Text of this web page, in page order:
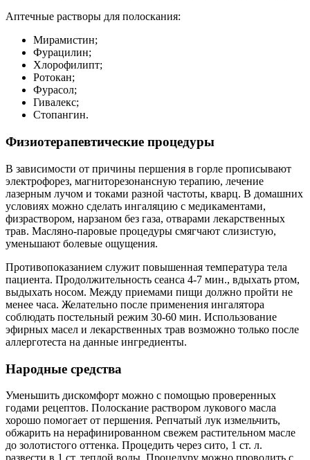
Аптечные растворы для полоскания:
Мирамистин;
Фурацилин;
Хлорофилипт;
Ротокан;
Фурасол;
Гивалекс;
Стопангин.
Физиотерапевтические процедуры
В зависимости от причины першения в горле прописывают
электрофорез, магниторезонансную терапию, лечение
лазерным лучом и токами разной частоты, кварц. В домашних
условиях можно сделать ингаляцию с медикаментами,
физраствором, нарзаном без газа, отварами лекарственных
трав. Масляно-паровые процедуры смягчают слизистую,
уменьшают болевые ощущения.
Противопоказанием служит повышенная температура тела
пациента. Продолжительность сеанса 4-7 мин., вдыхать ртом,
выдыхать носом. Между приемами пищи должно пройти не
менее часа. Желательно после применения ингалятора
соблюдать постельный режим 30-60 мин. Использование
эфирных масел и лекарственных трав возможно только после
аллерготеста на данные ингредиенты.
Народные средства
Уменьшить дискомфорт можно с помощью проверенных
годами рецептов. Полоскание раствором лукового масла
хорошо помогает от першения. Репчатый лук измельчить,
обжарить на нерафинированном свежем растительном масле
до золотистого оттенка. Процедить через сито, 1 ст. л.